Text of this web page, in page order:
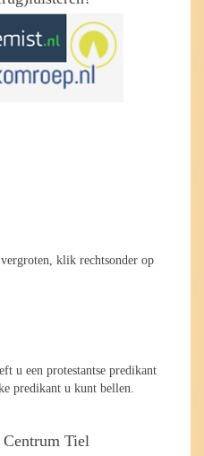
klik rechtsonder op
u een protestantse predikant
predikant u kunt bellen.
Tiel